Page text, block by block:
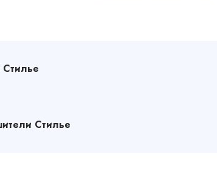
Стилье